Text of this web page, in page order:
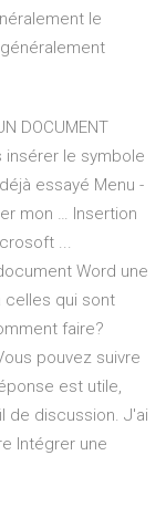
le
DOCUMENT
insérer le symbole
essayé Menu -
mon … Insertion
...
Word une
celles qui sont
faire?
pouvez suivre
est utile,
de discussion. J'ai
Intégrer une